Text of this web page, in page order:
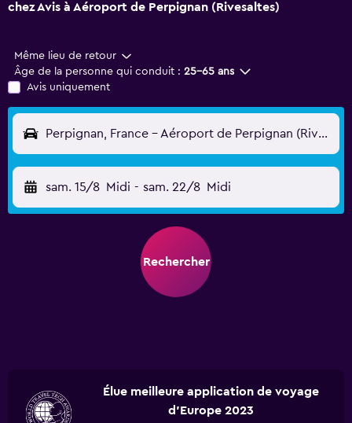
chez Avis à Aéroport de Perpignan (Rivesaltes)
Même lieu de retour
Âge de la personne qui conduit : 25-65 ans
Avis uniquement
Perpignan, France - Aéroport de Perpignan (Rivesaltes) (PGF)
sam. 15/8 Midi - sam. 22/8 Midi
Rechercher
Élue meilleure application de voyage
d'Europe 2023